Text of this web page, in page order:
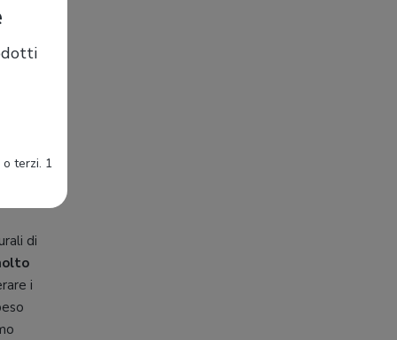
di
i
terzi. 1